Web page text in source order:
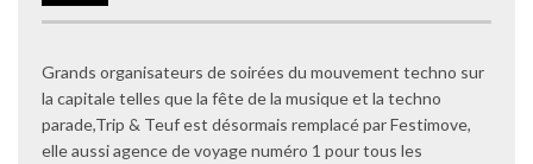
Grands organisateurs de soirées du mouvement techno sur
la capitale telles que la fête de la musique et la techno
parade,Trip & Teuf est désormais remplacé par Festimove,
elle aussi agence de voyage numéro 1 pour tous les